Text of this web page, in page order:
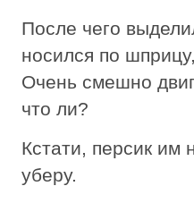
После чего
носился по
Очень смешно
что ли?
Кстати, персик им
уберу.